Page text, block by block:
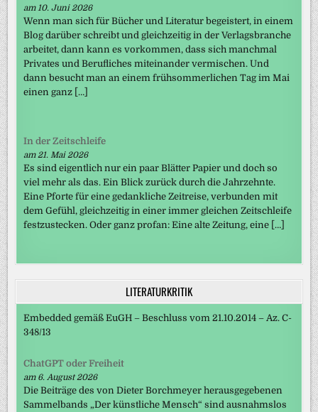
am 10. Juni 2026
Wenn man sich für Bücher und Literatur begeistert, in einem
Blog darüber schreibt und gleichzeitig in der Verlagsbranche
arbeitet, dann kann es vorkommen, dass sich manchmal
Privates und Berufliches miteinander vermischen. Und
dann besucht man an einem frühsommerlichen Tag im Mai
einen ganz […]
In der Zeitschleife
am 21. Mai 2026
Es sind eigentlich nur ein paar Blätter Papier und doch so
viel mehr als das. Ein Blick zurück durch die Jahrzehnte.
Eine Pforte für eine gedankliche Zeitreise, verbunden mit
dem Gefühl, gleichzeitig in einer immer gleichen Zeitschleife
festzustecken. Oder ganz profan: Eine alte Zeitung, eine […]
LITERATURKRITIK
Embedded gemäß EuGH – Beschluss vom 21.10.2014 – Az. C-
348/13
ChatGPT oder Freiheit
am 6. August 2026
Die Beiträge des von Dieter Borchmeyer herausgegebenen
Sammelbands „Der künstliche Mensch“ sind ausnahmslos